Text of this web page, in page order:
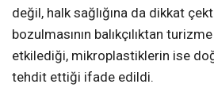
değil, halk sağlığına da dikkat
bozulmasının balıkçılıktan
etkilediği, mikroplastiklerin ise
tehdit ettiği ifade edildi.